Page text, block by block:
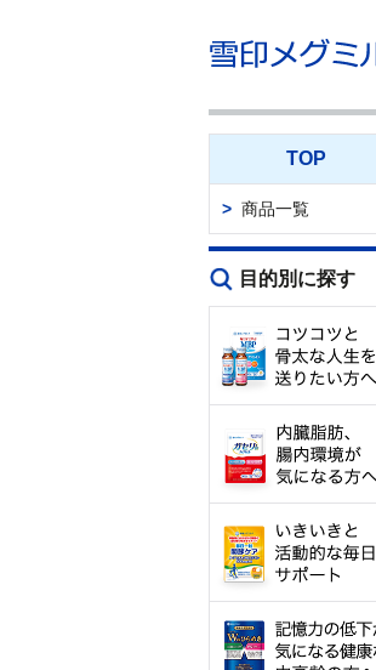
TOP
商品一覧
目的別に探す